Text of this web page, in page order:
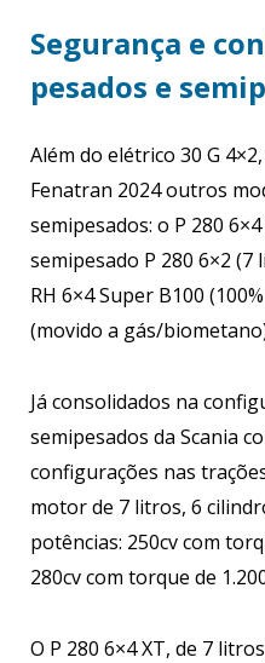
Segurança e
pesados e
Além do elétrico 30 G
Fenatran 2024 outros
semipesados: o P 280
semipesado P 280 6×2 (7
RH 6×4 Super B100
(movido a gás/
Já consolidados na
semipesados da Scania
configurações nas
motor de 7 litros, 6
potências: 250cv com
280cv com torque de
O P 280 6×4 XT, de 7